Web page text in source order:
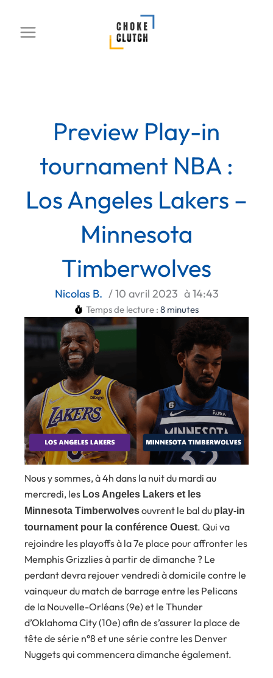
contenu
Preview Play-in
tournament NBA :
Los Angeles Lakers –
Minnesota
Timberwolves
Nicolas B. /10 avril 2023 à14:43
Temps de lecture : 8 minutes
Nous y sommes, à 4h dans la nuit du mardi au
mercredi, les Los Angeles Lakers et les
Minnesota Timberwolvesouvrent le bal du play-in
tournament pour la conférence Ouest. Qui va
rejoindre les playoffs à la 7e place pour affronter les
Memphis Grizzlies à partir de dimanche ? Le
perdant devra rejouer vendredi à domicile contre le
vainqueur du match de barrage entre les Pelicans
de la Nouvelle-Orléans (9e) et le Thunder
d’Oklahoma City (10e) afin de s’assurer la place de
tête de série n°8 et une série contre les Denver
Nuggets qui commencera dimanche également.